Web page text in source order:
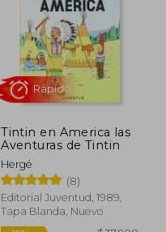
Rápido
Tintin en America las
Aventuras de Tintin
Hergé
(8)
Editorial Juventud, 1989,
Tapa Blanda, Nuevo